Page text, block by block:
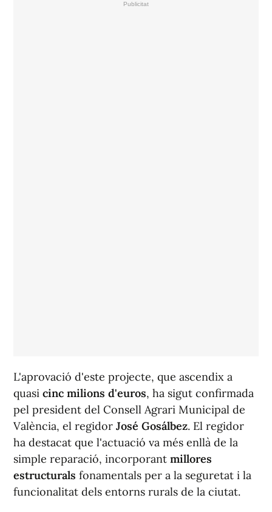
L'aprovació d'este projecte, que ascendix a
quasi cinc milions d'euros, ha sigut confirmada
pel president del Consell Agrari Municipal de
València, el regidor José Gosálbez. El regidor
ha destacat que l'actuació va més enllà de la
simple reparació, incorporant millores
estructurals fonamentals per a la seguretat i la
funcionalitat dels entorns rurals de la ciutat.